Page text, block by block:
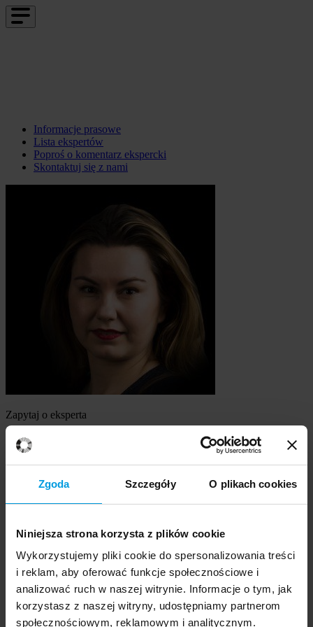
Zgoda Szczegóły O plikach cookies
Niniejsza strona korzysta z plików cookie
Wykorzystujemy pliki cookie do spersonalizowania treści
i reklam, aby oferować funkcje społecznościowe i
analizować ruch w naszej witrynie. Informacje o tym, jak
korzystasz z naszej witryny, udostępniamy partnerom
społecznościowym, reklamowym i analitycznym.
Informacje prasowe
Lista ekspertów
Poproś o komentarz ekspercki
Skontaktuj się z nami
Zapytaj o eksperta
mgr Martyna Obarska
Szukasz eksperta
Wybierz temat
Ekspert
Wybierz formę kontaktu
udzielenie wywiadu
komentarz do artykułu
udział w audycji radiowej na żywo
udział w nagraniu audycji radiowej
udział w audycji telewizyjnej na żywo